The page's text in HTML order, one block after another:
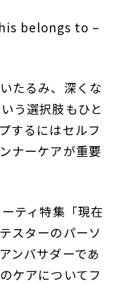
belongs to –
たるみ、深くな
う選択肢もひと
するにはセルフ
ナーケアが重要
ティ特集「現在
スターのパーソ
ンバサダーであ
ケアについてフ